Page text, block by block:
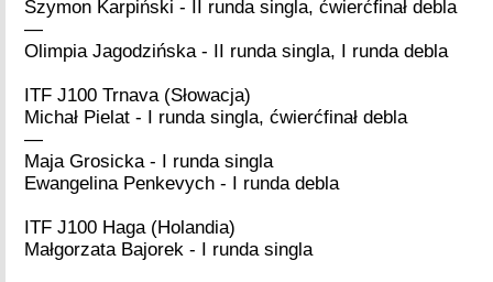
Szymon Karpiński - II runda singla, ćwierćfinał debla
—
Olimpia Jagodzińska - II runda singla, I runda debla
ITF J100 Trnava (Słowacja)
Michał Pielat - I runda singla, ćwierćfinał debla
—
Maja Grosicka - I runda singla
Ewangelina Penkevych - I runda debla
ITF J100 Haga (Holandia)
Małgorzata Bajorek - I runda singla